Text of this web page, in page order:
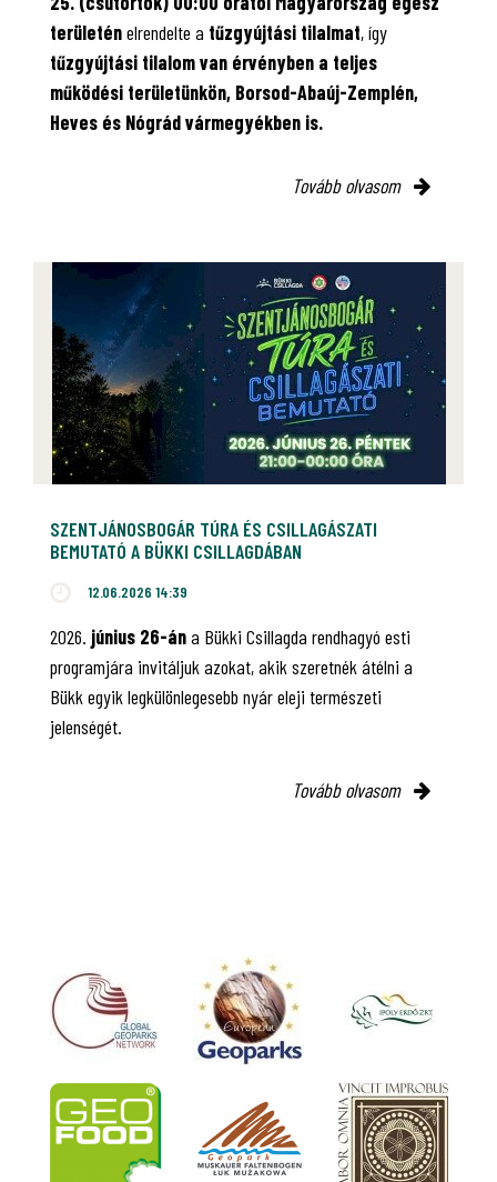
területénelrendelte a tűzgyújtási tilalmat, így
tűzgyújtási tilalom van érvényben a teljes
működési területünkön, Borsod-Abaúj-Zemplén,
Heves és Nógrád vármegyékben is.
Tovább olvasom
SZENTJÁNOSBOGÁR TÚRA ÉS CSILLAGÁSZATI
BEMUTATÓ A BÜKKI CSILLAGDÁBAN
12.06.2026 14:39
2026. június 26-ána Bükki Csillagda rendhagyó esti
programjára invitáljuk azokat, akik szeretnék átélni a
Bükk egyik legkülönlegesebb nyár eleji természeti
jelenségét.
Tovább olvasom